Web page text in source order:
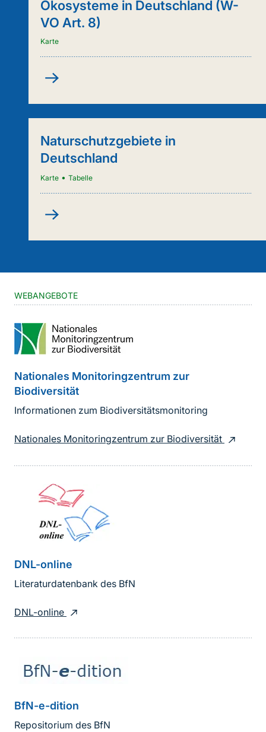
Ökosysteme in Deutschland (W-
VO Art. 8)
Karte
Kartenanwendung
Städtische
Ökosysteme
Deutschland
(W-
VO
Art.
Naturschutzgebiete in
Deutschland
Karte • Tabelle
Naturschutzgebiete
Deutschland
WEBANGEBOTE
Nationales Monitoringzentrum zur
Biodiversität
Informationen zum Biodiversitätsmonitoring
Nationales Monitoringzentrum zur Biodiversität
DNL-online
Literaturdatenbank des BfN
DNL-online
BfN-e-dition
Repositorium des BfN